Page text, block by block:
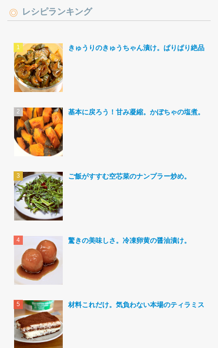
レシピランキング
きゅうりのきゅうちゃん漬け。ぱりぱり絶品。
基本に戻ろう！甘み凝縮。かぼちゃの塩煮。
ご飯がすすむ空芯菜のナンプラー炒め。
驚きの美味しさ。冷凍卵黄の醤油漬け。
材料これだけ。気負わない本場のティラミス。